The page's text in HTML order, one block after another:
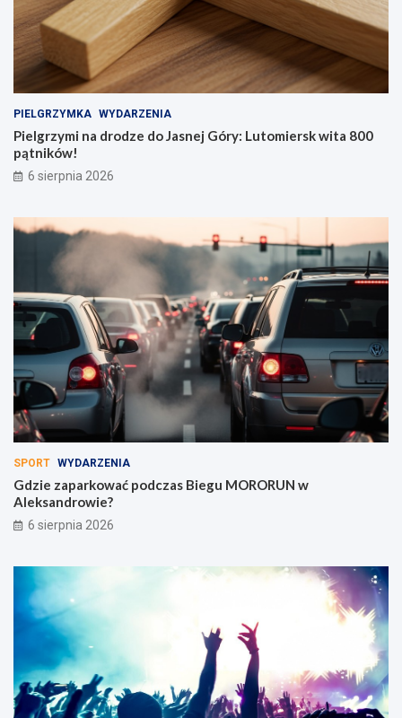
PIELGRZYMKA WYDARZENIA
Pielgrzymi na drodze do Jasnej Góry: Lutomiersk wita 800
pątników!
6 sierpnia 2026
SPORT WYDARZENIA
Gdzie zaparkować podczas Biegu MORORUN w
Aleksandrowie?
6 sierpnia 2026